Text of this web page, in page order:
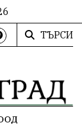
ТЪРСИ